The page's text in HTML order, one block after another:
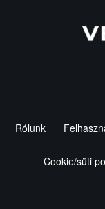
Rólunk
Cookie/süti